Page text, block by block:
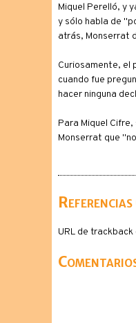
Miquel Perelló, y
y sólo habla de
atrás, Monserrat
Curiosamente, el
cuando fue
hacer ninguna
Para Miquel
Monserrat que
URL de